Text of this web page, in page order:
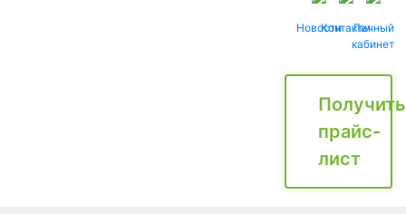
НовостиКонтактыЛичный
кабинет
Получить
прайс-
лист